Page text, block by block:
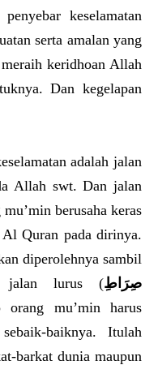
keselamatan
serta amalan yang
keridhoan Allah
Dan kegelapan
adalah jalan
Allah swt. Dan jalan
berusaha keras
Al Quran pada dirinya.
diperolehnya sambil
jalan lurus (صِرَاطِ
mu’min harus
baiknya. Itulah
barkat dunia maupun